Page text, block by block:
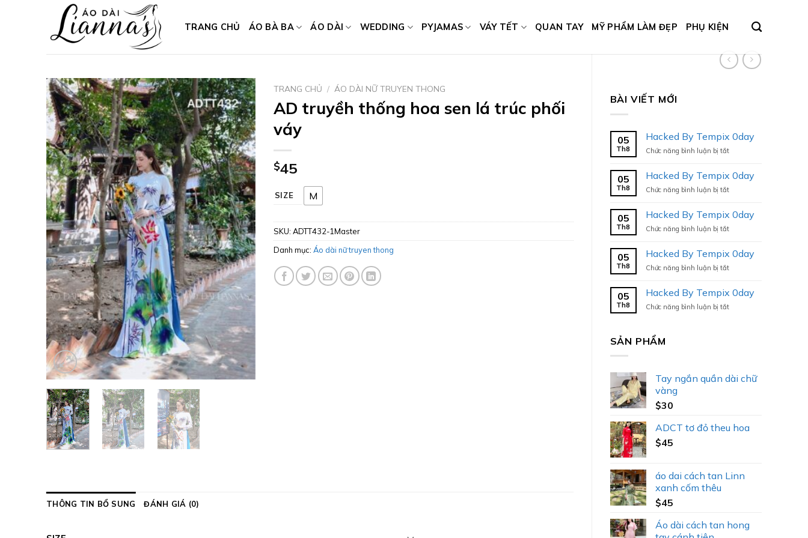
TRANG CHỦ ÁO BÀ BA ÁO DÀI WEDDING PYJAMAS VÁY TẾT QUAN TAY MỸ PHẨM LÀM ĐẸP PHỤ KIỆN
BÀI VIẾT MỚI
05
Th8
Hacked By Tempix 0day
Chức năng bình luận bị tắtở
Tempix
0day
05
Th8
Hacked By Tempix 0day
Chức năng bình luận bị tắtở
Tempix
0day
05
Th8
Hacked By Tempix 0day
Chức năng bình luận bị tắtở
Tempix
0day
05
Th8
Hacked By Tempix 0day
Chức năng bình luận bị tắtở
Tempix
0day
05
Th8
Hacked By Tempix 0day
Chức năng bình luận bị tắtở
SẢN PHẨM
Tay ngắn quần dài chữ
vàng
$30
ADCT tơ đỏ theu hoa
$45
áo dai cách tan Linn
xanh cốm thêu
$45
Áo dài cách tan hong
TRANG CHỦ / ÁO DÀI NỮ TRUYEN THONG
AD truyềh thống hoa sen lá trúc phối
váy
$45
SIZE M
SKU: ADTT432-1Master
Danh mục: Áo dài nữ truyen thong
THÔNG TIN BỔ SUNG ĐÁNH GIÁ (0)